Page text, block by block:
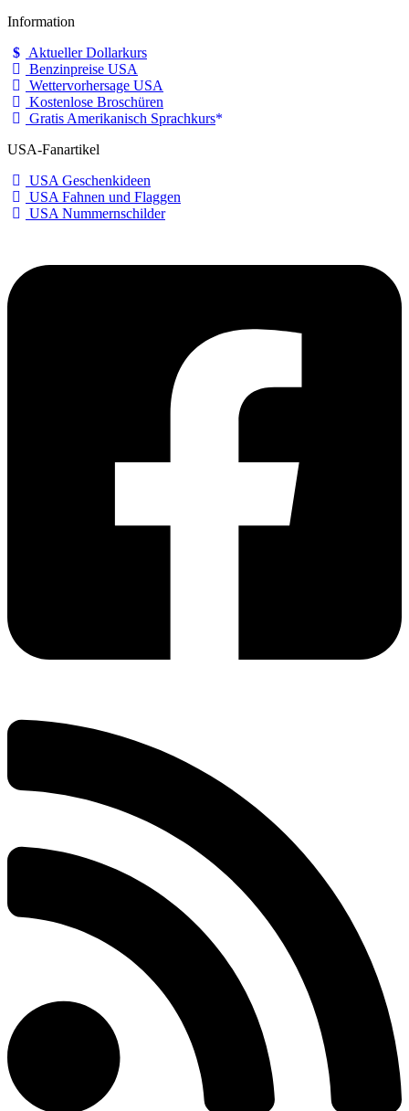
Information
Aktueller Dollarkurs
Benzinpreise USA
Wettervorhersage USA
Kostenlose Broschüren
Gratis Amerikanisch Sprachkurs
USA-Fanartikel
USA Geschenkideen
USA Fahnen und Flaggen
USA Nummernschilder